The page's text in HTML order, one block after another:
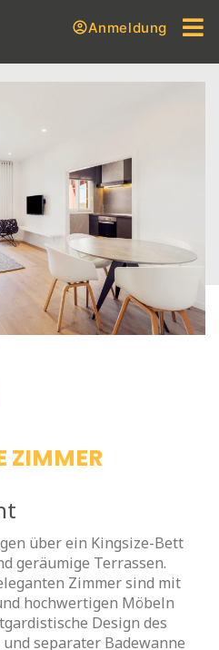
Anmeldung
ZIMMER
über ein Kingsize-Bett
geräumige Terrassen.
Zimmer sind mit
hochwertigen Möbeln
Design des
separater Badewanne